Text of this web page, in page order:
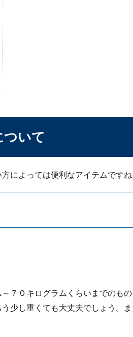
んか？うっすらと見えるその黄ばみの正体を知っ
圧洗浄機で洗うときの注意点
か外壁の汚れが気になるなぁ、とはいっても外壁
、いろいろなものを用意する必要がありますよ
いて
によっては便利なアイテムですね
７０キログラムくらいまでのも
少し重くても大丈夫でしょう。